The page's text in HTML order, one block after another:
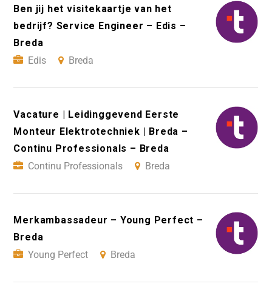
Ben jij het visitekaartje van het
bedrijf? Service Engineer – Edis –
Breda
Edis
Breda
Vacature | Leidinggevend Eerste
Monteur Elektrotechniek | Breda –
Continu Professionals – Breda
Continu Professionals
Breda
Merkambassadeur – Young Perfect –
Breda
Young Perfect
Breda